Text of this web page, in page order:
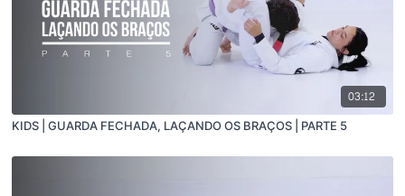
03:12
KIDS | GUARDA FECHADA, LAÇANDO OS BRAÇOS | PARTE 5